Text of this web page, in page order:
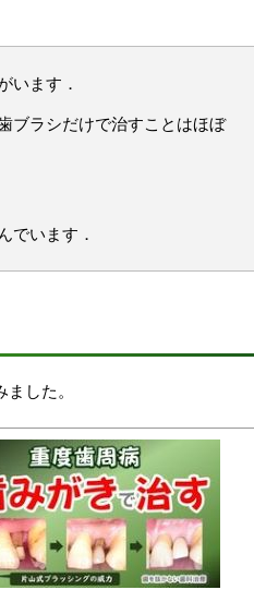
います．
ブラシだけで治すことはほぼ
でいます．
した。